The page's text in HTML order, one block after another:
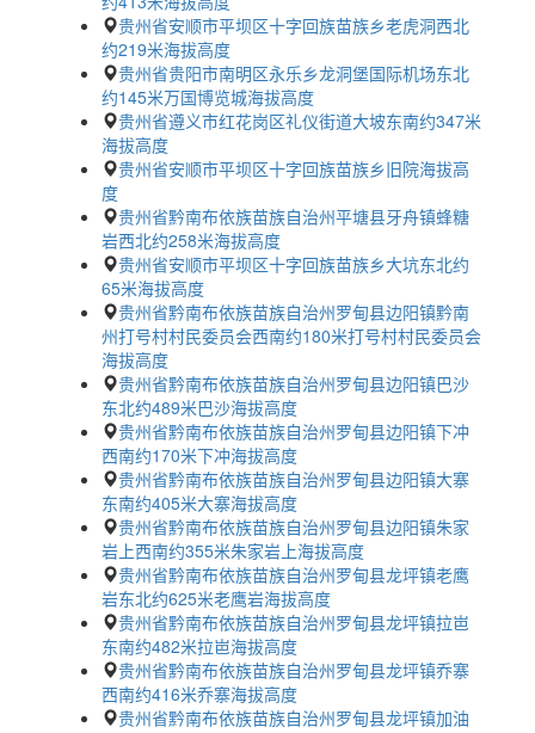
贵州省安顺市平坝区十字回族苗族乡老虎洞西北
约219米海拔高度
贵州省贵阳市南明区永乐乡龙洞堡国际机场东北
约145米万国博览城海拔高度
贵州省遵义市红花岗区礼仪街道大坡东南约347米
海拔高度
贵州省安顺市平坝区十字回族苗族乡旧院海拔高
度
贵州省黔南布依族苗族自治州平塘县牙舟镇蜂糖
岩西北约258米海拔高度
贵州省安顺市平坝区十字回族苗族乡大坑东北约
65米海拔高度
贵州省黔南布依族苗族自治州罗甸县边阳镇黔南
州打号村村民委员会西南约180米打号村村民委员会
海拔高度
贵州省黔南布依族苗族自治州罗甸县边阳镇巴沙
东北约489米巴沙海拔高度
贵州省黔南布依族苗族自治州罗甸县边阳镇下冲
西南约170米下冲海拔高度
贵州省黔南布依族苗族自治州罗甸县边阳镇大寨
东南约405米大寨海拔高度
贵州省黔南布依族苗族自治州罗甸县边阳镇朱家
岩上西南约355米朱家岩上海拔高度
贵州省黔南布依族苗族自治州罗甸县龙坪镇老鹰
岩东北约625米老鹰岩海拔高度
贵州省黔南布依族苗族自治州罗甸县龙坪镇拉岜
东南约482米拉岜海拔高度
贵州省黔南布依族苗族自治州罗甸县龙坪镇乔寨
西南约416米乔寨海拔高度
贵州省黔南布依族苗族自治州罗甸县龙坪镇加油